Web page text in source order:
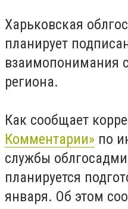
Харьковская
планирует
взаимопонимания
региона.
Как сообщает
Комментарии» по
службы
планируется
января. Об этом